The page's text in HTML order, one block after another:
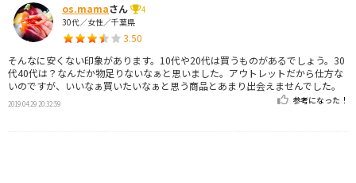
os.mamaさん
4
30代／女性／千葉県
3.50
そんなに安くない印象があります。10代や20代は買うものがあるでしょう。30
代40代は？なんだか物足りないなぁと思いました。アウトレットだから仕方な
いのですが、いいなぁ買いたいなぁと思う商品とあまり出会えませんでした。
2019.04.29 20:32:59 参考になった！